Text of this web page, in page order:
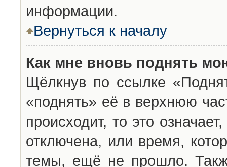
информации.
Вернуться к началу
Как мне вновь поднять
Щёлкнув по ссылке
«поднять» её в верхнюю
происходит, то это
отключена, или время,
темы, ещё не прошло.